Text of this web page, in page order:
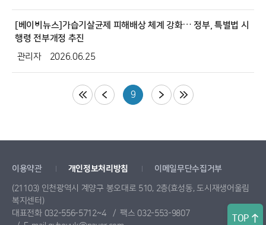
[베이비뉴스]가습기살균제 피해배상 체계 강화… 정부, 특별법 시
행령 전부개정 추진
관리자 2026.06.25
9
이용약관 개인정보처리방침 이메일무단수집거부
(21103) 인천광역시 계양구 봉오대로 510, 2층(효성동, 도시재생어울림
복지센터)
대표전화 032-556-5712~4
팩스 032-553-9807
TOP